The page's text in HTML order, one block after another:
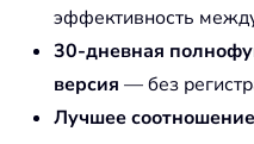
эффективность
30-дневная
версия — без
Лучшее